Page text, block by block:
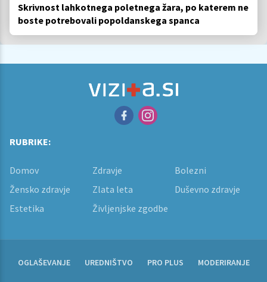
Skrivnost lahkotnega poletnega žara, po katerem ne
boste potrebovali popoldanskega spanca
RUBRIKE:
Domov Zdravje
Bolezni
Žensko zdravje
Zlata leta
Duševno zdravje
Estetika
Življenjske zgodbe
OGLAŠEVANJE UREDNIŠTVO PRO PLUS MODERIRANJE